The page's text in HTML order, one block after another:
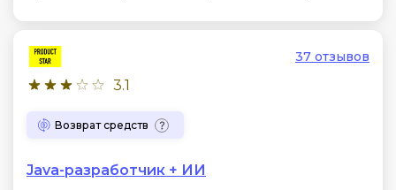
3.1
37 отзывов
Возврат средств
Java-разработчик + ИИ